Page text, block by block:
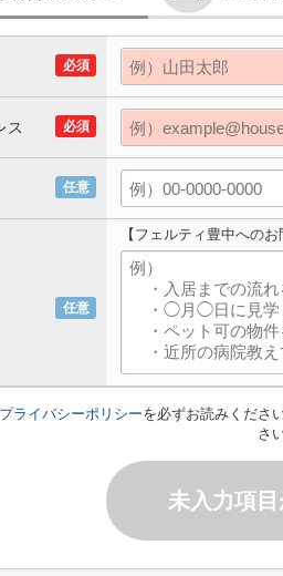
必須
必須
ス
任意
任意
【フェルティ豊中へのお
ライバシーポリシーを必ずお読みくださ
さ
未入力項